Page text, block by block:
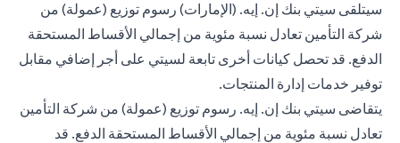
سيتلقى سيتي بنك إن. إيه. (الإمارات) رسوم توزيع (عمولة) من
شركة التأمين تعادل نسبة مئوية من إجمالي الأقساط المستحقة
الدفع. قد تحصل كيانات أخرى تابعة لسيتي على أجر إضافي مقابل
توفير خدمات إدارة المنتجات.
يتقاضى سيتي بنك إن. إيه. رسوم توزيع (عمولة) من شركة التأمين
تعادل نسبة مئوية من إجمالي الأقساط المستحقة الدفع. قد